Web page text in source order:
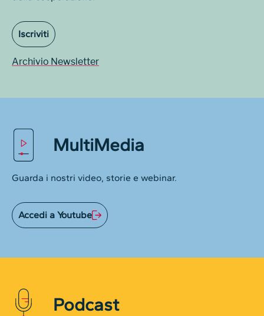
Iscriviti
Archivio Newsletter
MultiMedia
Guarda i nostri video, storie e webinar.
Accedi a Youtube
Podcast